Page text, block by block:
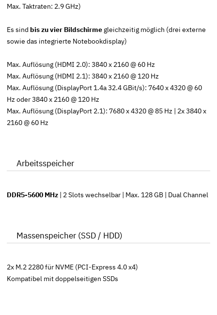
Max. Taktraten: 2.9 GHz)
Es sind bis zu vier Bildschirme gleichzeitig möglich (drei externe
sowie das integrierte Notebookdisplay)
Max. Auflösung (HDMI 2.0): 3840 x 2160 @ 60 Hz
Max. Auflösung (HDMI 2.1): 3840 x 2160 @ 120 Hz
Max. Auflösung (DisplayPort 1.4a 32.4 GBit/s): 7640 x 4320 @ 60
Hz oder 3840 x 2160 @ 120 Hz
Max. Auflösung (DisplayPort 2.1): 7680 x 4320 @ 85 Hz | 2x 3840 x
2160 @ 60 Hz
Arbeitsspeicher
DDR5-5600 MHz | 2 Slots wechselbar | Max. 128 GB | Dual Channel
Massenspeicher (SSD / HDD)
2x M.2 2280 für NVME (PCI-Express 4.0 x4)
Kompatibel mit doppelseitigen SSDs